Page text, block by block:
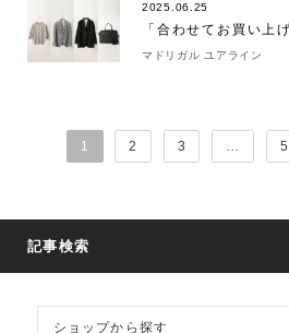
2025.06.25
マドリガル ユアライン
1 2 3 … 5
記事検索